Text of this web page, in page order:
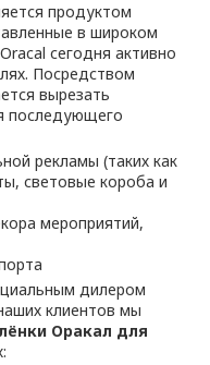
продуктом
в широком
сегодня активно
Посредством
вырезать
последующего
рекламы (таких как
световые короба и
мероприятий,
дилером
клиентов мы
Оракал для